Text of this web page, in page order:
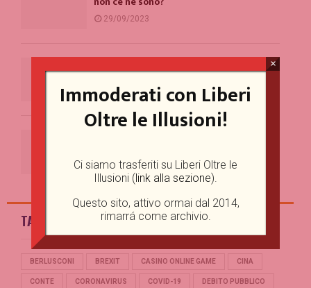
29/09/2023
I limiti della libertà d’espressione: una
prospettiva giuridica
18/09/2023
11/09/2023
TAG
BERLUSCONI BREXIT CASINO ONLINE GAME CINA
CONTE CORONAVIRUS COVID-19 DEBITO PUBBLICO
Immoderati con Liberi
Oltre le Illusioni!
Ci siamo trasferiti su Liberi Oltre le
Illusioni (link alla sezione).
Questo sito, attivo ormai dal 2014,
rimarrá come archivio.
×